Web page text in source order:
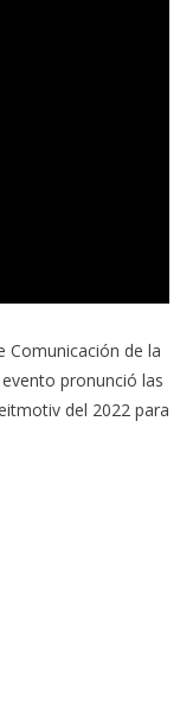
Comunicación de la
pronunció las
del 2022 para